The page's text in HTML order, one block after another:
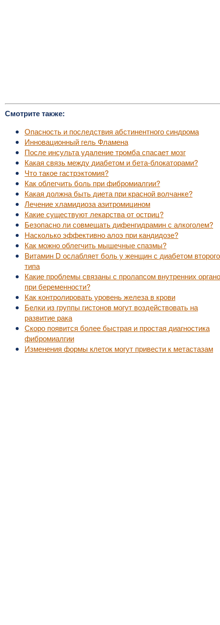
Смотрите также:
Опасность и последствия абстинентного синдрома
Инновационный гель Фламена
После инсульта удаление тромба спасает мозг
Какая связь между диабетом и бета-блокаторами?
Что такое гастрэктомия?
Как облегчить боль при фибромиалгии?
Какая должна быть диета при красной волчанке?
Лечение хламидиоза азитромицином
Какие существуют лекарства от остриц?
Безопасно ли совмещать дифенгидрамин с алкоголем?
Насколько эффективно алоэ при кандидозе?
Как можно облегчить мышечные спазмы?
Витамин D ослабляет боль у женщин с диабетом второго
типа
Какие проблемы связаны с пролапсом внутренних
при беременности?
Как контролировать уровень железа в крови
Белки из группы гистонов могут воздействовать на
развитие рака
Скоро появится более быстрая и простая диагностика
фибромиалгии
Изменения формы клеток могут привести к метастазам